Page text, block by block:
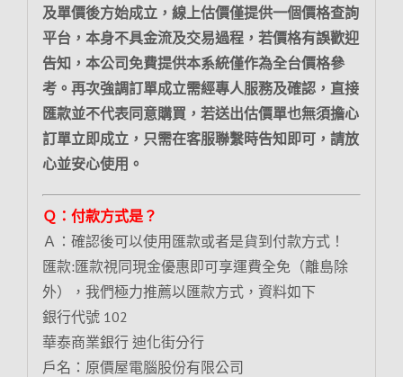
及單價後方始成立，線上估價僅提供一個價格查詢
平台，本身不具金流及交易過程，若價格有誤歡迎
告知，本公司免費提供本系統僅作為全台價格參
考。再次強調訂單成立需經專人服務及確認，直接
匯款並不代表同意購買，若送出估價單也無須擔心
訂單立即成立，只需在客服聯繫時告知即可，請放
心並安心使用。
Ｑ：付款方式是？
Ａ：確認後可以使用匯款或者是貨到付款方式！
匯款:匯款視同現金優惠即可享運費全免（離島除
外），我們極力推薦以匯款方式，資料如下
銀行代號 102
華泰商業銀行 迪化街分行
戶名：原價屋電腦股份有限公司